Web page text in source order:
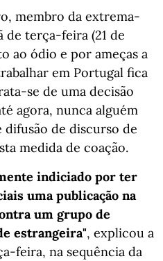
membro da extrema-
de terça-feira (21 de
ao ódio e por ameças a
em Portugal fica
se de uma decisão
agora, nunca alguém
difusão de discurso de
medida de coação.
indiciado por ter
uma publicação na
um grupo de
estrangeira", explicou a
feira, na sequência da